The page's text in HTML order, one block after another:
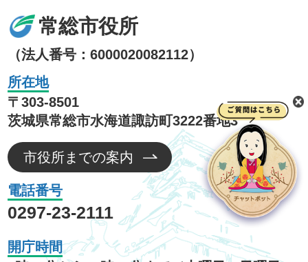
常総市役所
（法人番号：6000020082112）
所在地
〒303-8501
茨城県常総市水海道諏訪町3222番地3
市役所までの案内
電話番号
0297-23-2111
開庁時間